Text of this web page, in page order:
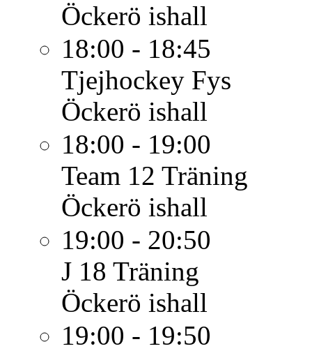
Öckerö ishall
18:00 - 18:45
Tjejhockey Fys
Öckerö ishall
18:00 - 19:00
Team 12 Träning
Öckerö ishall
19:00 - 20:50
J 18 Träning
Öckerö ishall
19:00 - 19:50